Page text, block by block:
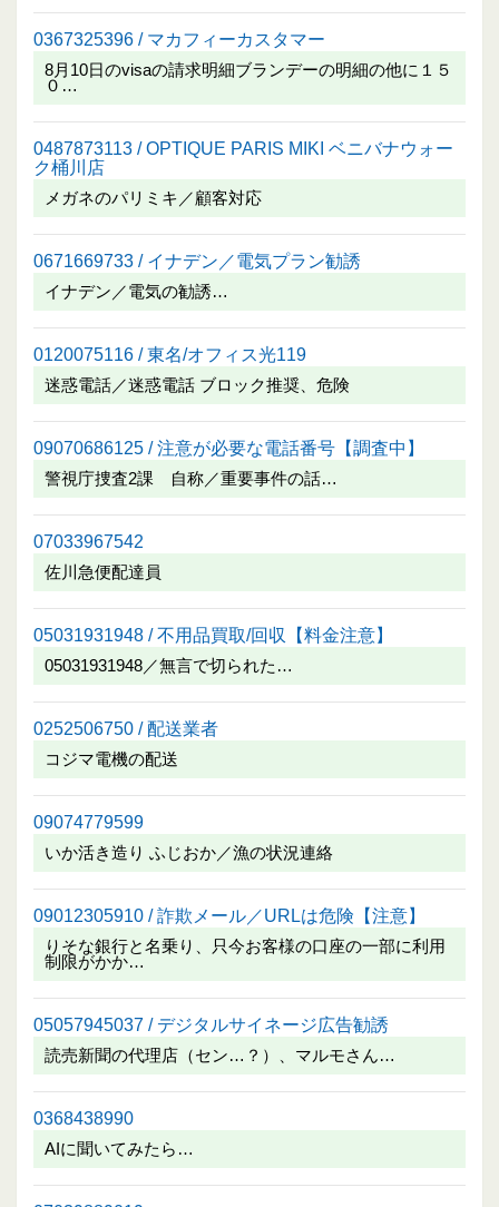
0367325396 / マカフィーカスタマー
8月10日のvisaの請求明細ブランデーの明細の他に１５
０…
0487873113 / OPTIQUE PARIS MIKI ベニバナウォー
ク桶川店
メガネのパリミキ／顧客対応
0671669733 / イナデン／電気プラン勧誘
イナデン／電気の勧誘…
0120075116 / 東名/オフィス光119
迷惑電話／迷惑電話 ブロック推奨、危険
09070686125 / 注意が必要な電話番号【調査中】
警視庁捜査2課 自称／重要事件の話…
07033967542
佐川急便配達員
05031931948 / 不用品買取/回収【料金注意】
05031931948／無言で切られた…
0252506750 / 配送業者
コジマ電機の配送
09074779599
いか活き造り ふじおか／漁の状況連絡
09012305910 / 詐欺メール／URLは危険【注意】
りそな銀行と名乗り、只今お客様の口座の一部に利用
制限がかか…
05057945037 / デジタルサイネージ広告勧誘
読売新聞の代理店（セン…？）、マルモさん…
0368438990
AIに聞いてみたら…